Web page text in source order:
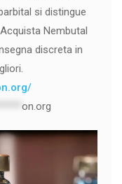
si distingue
Nembutal
discreta in
on.org